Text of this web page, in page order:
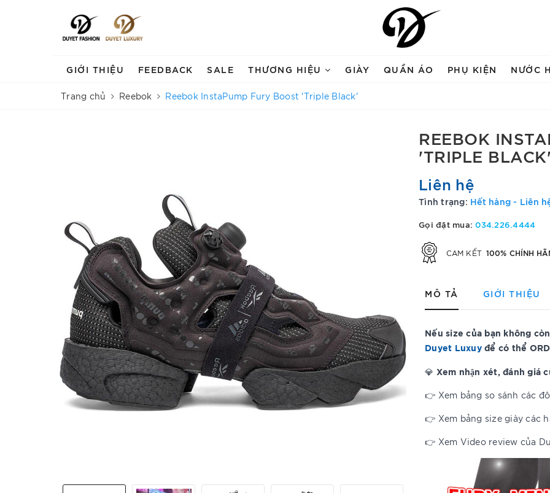
GIỚI THIỆU FEEDBACK SALE THƯƠNG HIỆU GIÀY QUẦN ÁO PHỤ KIỆN NƯỚC
Trang chủ Reebok Reebok InstaPump Fury Boost 'Triple Black'
REEBOK
'TRIPLE
Liên hệ
Tình trạng: Hết hàng - Liên
Gọi đặt mua:034.226.4444
CAM KẾT 100% CHÍNH
MÔ TẢ GIỚI THIỆU
Nếu size của bạn không
Duyet Luxuyđể có thể
💎 Xem nhận xét, đánh giá
👉 Xem bảng so sánh các
👉 Xem bảng size giày các
👉 Xem Video review của